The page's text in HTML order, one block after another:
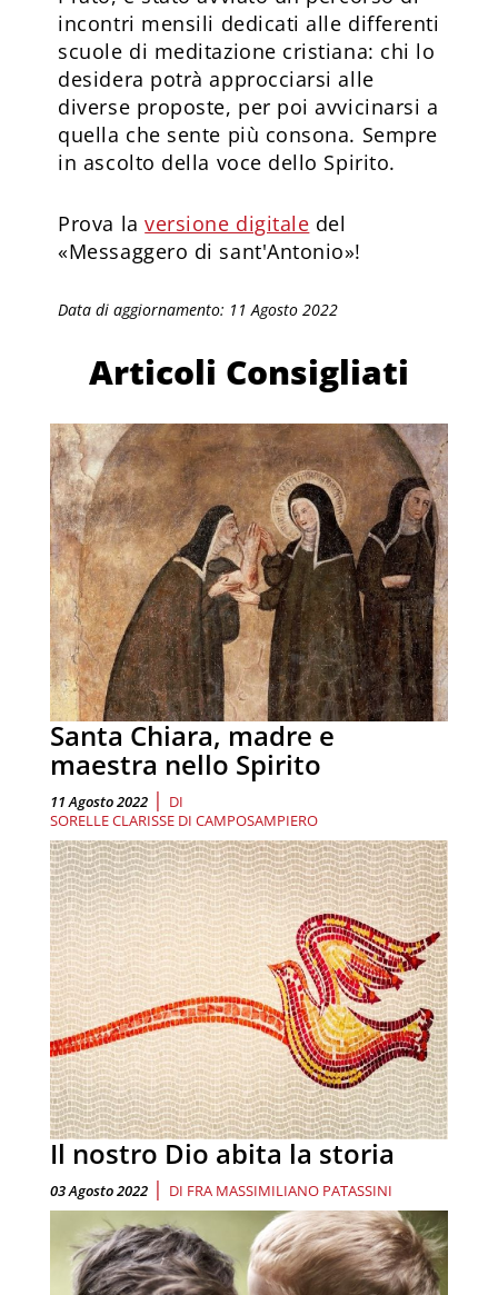
incontri mensili dedicati alle differenti
scuole di meditazione cristiana: chi lo
desidera potrà approcciarsi alle
diverse proposte, per poi avvicinarsi a
quella che sente più consona. Sempre
in ascolto della voce dello Spirito.
Prova laversione digitale del
«Messaggero di sant'Antonio»!
Data di aggiornamento: 11 Agosto 2022
Articoli Consigliati
Santa Chiara, madre e
maestra nello Spirito
11 Agosto 2022 | DI
SORELLE CLARISSE DI CAMPOSAMPIERO
Il nostro Dio abita la storia
03 Agosto 2022 | DI FRA MASSIMILIANO PATASSINI